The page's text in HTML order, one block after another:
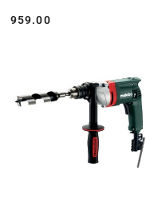
Cena:
959.00